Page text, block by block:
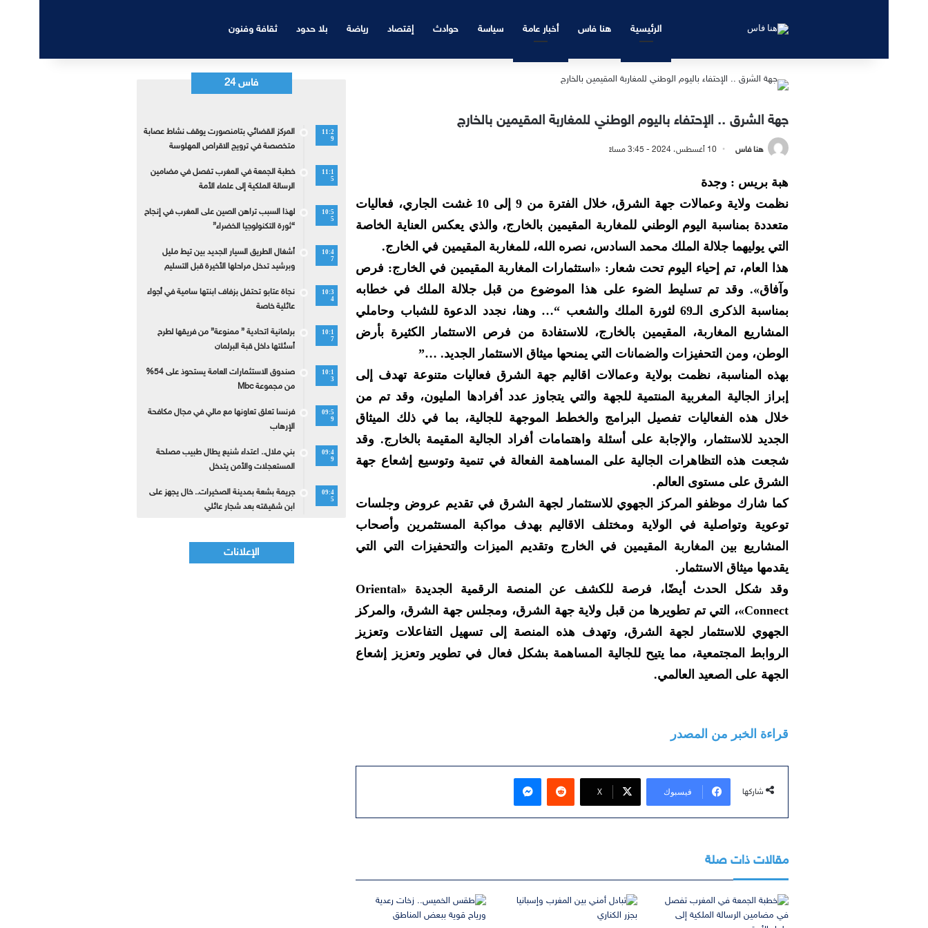
الرئيسية هنا فاس أخبار عامة سياسة حوادث إقتصاد رياضة بلا حدود ثقافة وفنون
جهة الشرق .. الإحتفاء باليوم الوطني للمغاربة المقيمين بالخارج
هنا فاس 10 أغسطس، 2024 - 3:45 مساءً
هبة بريس : وجدة
نظمت ولاية وعمالات جهة الشرق، خلال الفترة من 9 إلى 10 غشت الجاري، فعاليات
متعددة بمناسبة اليوم الوطني للمغاربة المقيمين بالخارج، والذي يعكس العناية الخاصة
التي يوليهما جلالة الملك محمد السادس، نصره الله، للمغاربة المقيمين في الخارج.
هذا العام، تم إحياء اليوم تحت شعار: «استثمارات المغاربة المقيمين في الخارج: فرص
وآفاق». وقد تم تسليط الضوء على هذا الموضوع من قبل جلالة الملك في خطابه
بمناسبة الذكرى الـ69 لثورة الملك والشعب “… وهنا، نجدد الدعوة للشباب وحاملي
المشاريع المغاربة، المقيمين بالخارج، للاستفادة من فرص الاستثمار الكثيرة بأرض
الوطن، ومن التحفيزات والضمانات التي يمنحها ميثاق الاستثمار الجديد. …”
بهذه المناسبة، نظمت بولاية وعمالات اقاليم جهة الشرق فعاليات متنوعة تهدف إلى
إبراز الجالية المغربية المنتمية للجهة والتي يتجاوز عدد أفرادها المليون، وقد تم من
خلال هذه الفعاليات تفصيل البرامج والخطط الموجهة للجالية، بما في ذلك الميثاق
الجديد للاستثمار، والإجابة على أسئلة واهتمامات أفراد الجالية المقيمة بالخارج. وقد
شجعت هذه التظاهرات الجالية على المساهمة الفعالة في تنمية وتوسيع إشعاع جهة
الشرق على مستوى العالم.
كما شارك موظفو المركز الجهوي للاستثمار لجهة الشرق في تقديم عروض وجلسات
توعوية وتواصلية في الولاية ومختلف الاقاليم بهدف مواكبة المستثمرين وأصحاب
المشاريع بين المغاربة المقيمين في الخارج وتقديم الميزات والتحفيزات التي التي
يقدمها ميثاق الاستثمار.
وقد شكل الحدث أيضًا، فرصة للكشف عن المنصة الرقمية الجديدة «Oriental
Connect»، التي تم تطويرها من قبل ولاية جهة الشرق، ومجلس جهة الشرق، والمركز
الجهوي للاستثمار لجهة الشرق، وتهدف هذه المنصة إلى تسهيل التفاعلات وتعزيز
الروابط المجتمعية، مما يتيح للجالية المساهمة بشكل فعال في تطوير وتعزيز إشعاع
الجهة على الصعيد العالمي.
قراءة الخبر من المصدر
شاركها فيسبوك ‫X
ماسنجر
مقالات ذات صلة
فاس 24
11:2
9
المركز القضائي بتامنصورت يوقف نشاط عصابة
متخصصة في ترويج الاقراص المهلوسة
11:1
5
خطبة الجمعة في المغرب تفصل في مضامين
الرسالة الملكية إلى علماء الأمة
10:5
5
لهذا السبب تراهن الصين على المغرب في إنجاح
“ثورة التكنولوجيا الخضراء”
10:4
7
أشغال الطريق السيار الجديد بين تيط مليل
وبرشيد تدخل مراحلها الأخيرة قبل التسليم
10:3
4
نجاة عتابو تحتفل بزفاف ابنتها سامية في أجواء
عائلية خاصة
10:1
7
برلمانية اتحادية ” ممنوعة” من فريقها لطرح
أسئلتها داخل قبة البرلمان
10:1
3
صندوق الاستثمارات العامة يستحوذ على 54%
من مجموعة Mbc
09:5
9
فرنسا تعلق تعاونها مع مالي في مجال مكافحة
الإرهاب
09:4
9
بني ملال.. اعتداء شنيع يطال طبيب مصلحة
المستعجلات والأمن يتدخل
09:4
5
جريمة بشعة بمدينة الصخيرات.. خال يجهز على
ابن شقيقته بعد شجار عائلي
الإعلانات